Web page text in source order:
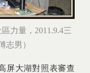
力量，2011.9.4三
志男）
屏大湖對照表審查